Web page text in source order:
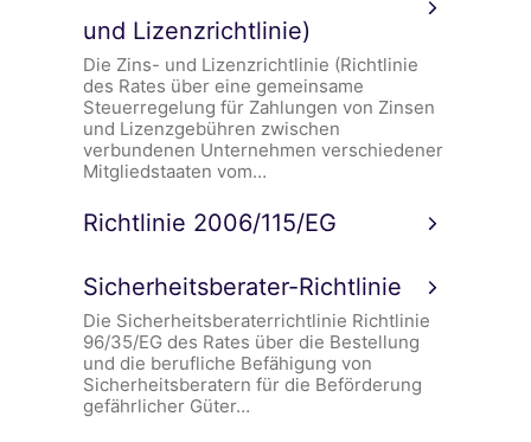
und Lizenzrichtlinie)
Die Zins- und Lizenzrichtlinie (Richtlinie
des Rates über eine gemeinsame
Steuerregelung für Zahlungen von Zinsen
und Lizenzgebühren zwischen
verbundenen Unternehmen verschiedener
Mitgliedstaaten vom…
Richtlinie 2006/115/EG
Sicherheitsberater-Richtlinie
Die Sicherheitsberaterrichtlinie Richtlinie
96/35/EG des Rates über die Bestellung
und die berufliche Befähigung von
Sicherheitsberatern für die Beförderung
gefährlicher Güter…